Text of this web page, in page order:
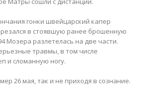
гонки швейцарский капер
в стоявшую ранее брошенную
Мозера разлетелась на две части.
травмы, в том числе
и сломанную ногу.
26 мая, так и не приходя в сознание.